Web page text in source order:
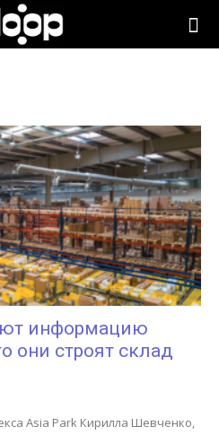
информацию
они строят склад
Asia Park Кирилла Шевченко,